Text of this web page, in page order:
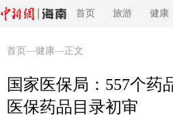
首页 旅游 健康
首页 —健康—正文
国家医保局：557个药
医保药品目录初审